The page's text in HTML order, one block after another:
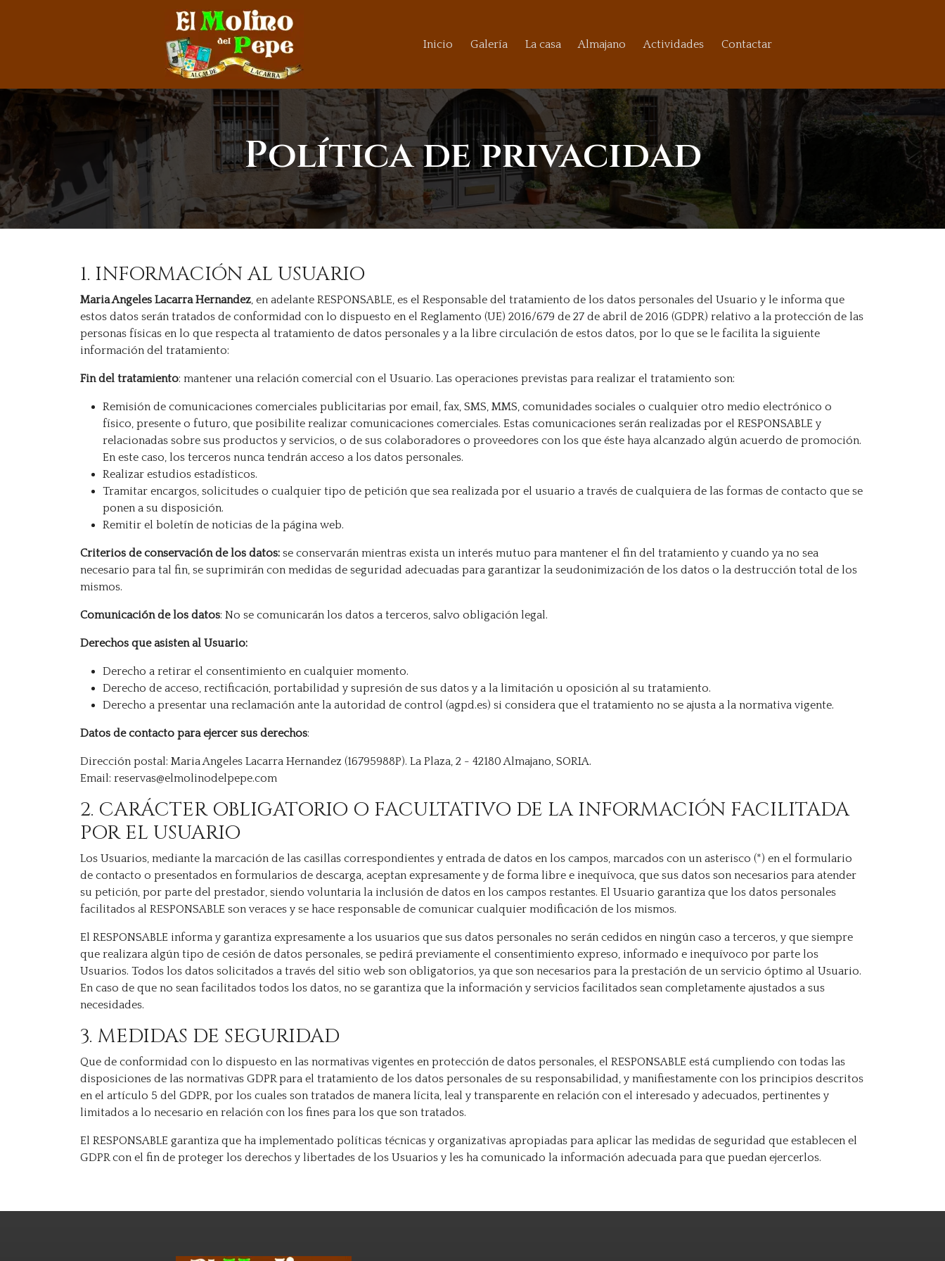
Inicio Galería La casa Almajano Actividades Contactar
Política de privacidad
1. INFORMACIÓN AL USUARIO
Maria Angeles Lacarra Hernandez, en adelante RESPONSABLE, es el Responsable del tratamiento de los datos personales del Usuario y le informa que
estos datos serán tratados de conformidad con lo dispuesto en el Reglamento (UE) 2016/679 de 27 de abril de 2016 (GDPR) relativo a la protección de las
personas físicas en lo que respecta al tratamiento de datos personales y a la libre circulación de estos datos, por lo que se le facilita la siguiente
información del tratamiento:
Fin del tratamiento: mantener una relación comercial con el Usuario. Las operaciones previstas para realizar el tratamiento son:
Remisión de comunicaciones comerciales publicitarias por email, fax, SMS, MMS, comunidades sociales o cualquier otro medio electrónico o
físico, presente o futuro, que posibilite realizar comunicaciones comerciales. Estas comunicaciones serán realizadas por el RESPONSABLE y
relacionadas sobre sus productos y servicios, o de sus colaboradores o proveedores con los que éste haya alcanzado algún acuerdo de promoción.
En este caso, los terceros nunca tendrán acceso a los datos personales.
Realizar estudios estadísticos.
Tramitar encargos, solicitudes o cualquier tipo de petición que sea realizada por el usuario a través de cualquiera de las formas de contacto que se
ponen a su disposición.
Remitir el boletín de noticias de la página web.
Criterios de conservación de los datos: se conservarán mientras exista un interés mutuo para mantener el fin del tratamiento y cuando ya no sea
necesario para tal fin, se suprimirán con medidas de seguridad adecuadas para garantizar la seudonimización de los datos o la destrucción total de los
mismos.
Comunicación de los datos: No se comunicarán los datos a terceros, salvo obligación legal.
Derechos que asisten al Usuario:
Derecho a retirar el consentimiento en cualquier momento.
Derecho de acceso, rectificación, portabilidad y supresión de sus datos y a la limitación u oposición al su tratamiento.
Derecho a presentar una reclamación ante la autoridad de control (agpd.es) si considera que el tratamiento no se ajusta a la normativa vigente.
Datos de contacto para ejercer sus derechos:
Dirección postal: Maria Angeles Lacarra Hernandez (16795988P). La Plaza, 2 - 42180 Almajano, SORIA.
Email: reservas@elmolinodelpepe.com
2. CARÁCTER OBLIGATORIO O FACULTATIVO DE LA INFORMACIÓN FACILITADA
POR EL USUARIO
Los Usuarios, mediante la marcación de las casillas correspondientes y entrada de datos en los campos, marcados con un asterisco (*) en el formulario
de contacto o presentados en formularios de descarga, aceptan expresamente y de forma libre e inequívoca, que sus datos son necesarios para atender
su petición, por parte del prestador, siendo voluntaria la inclusión de datos en los campos restantes. El Usuario garantiza que los datos personales
facilitados al RESPONSABLE son veraces y se hace responsable de comunicar cualquier modificación de los mismos.
El RESPONSABLE informa y garantiza expresamente a los usuarios que sus datos personales no serán cedidos en ningún caso a terceros, y que siempre
que realizara algún tipo de cesión de datos personales, se pedirá previamente el consentimiento expreso, informado e inequívoco por parte los
Usuarios. Todos los datos solicitados a través del sitio web son obligatorios, ya que son necesarios para la prestación de un servicio óptimo al Usuario.
En caso de que no sean facilitados todos los datos, no se garantiza que la información y servicios facilitados sean completamente ajustados a sus
necesidades.
3. MEDIDAS DE SEGURIDAD
Que de conformidad con lo dispuesto en las normativas vigentes en protección de datos personales, el RESPONSABLE está cumpliendo con todas las
disposiciones de las normativas GDPR para el tratamiento de los datos personales de su responsabilidad, y manifiestamente con los principios descritos
en el artículo 5 del GDPR, por los cuales son tratados de manera lícita, leal y transparente en relación con el interesado y adecuados, pertinentes y
limitados a lo necesario en relación con los fines para los que son tratados.
El RESPONSABLE garantiza que ha implementado políticas técnicas y organizativas apropiadas para aplicar las medidas de seguridad que establecen el
GDPR con el fin de proteger los derechos y libertades de los Usuarios y les ha comunicado la información adecuada para que puedan ejercerlos.